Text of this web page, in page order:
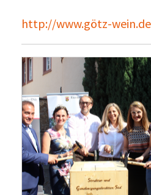
http://www.götz-wein.de